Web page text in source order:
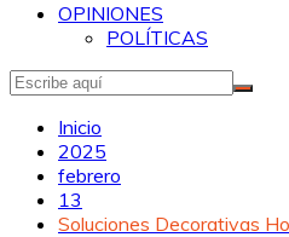
OPINIONES
POLÍTICAS
Inicio
2025
febrero
13
Soluciones Decorativas